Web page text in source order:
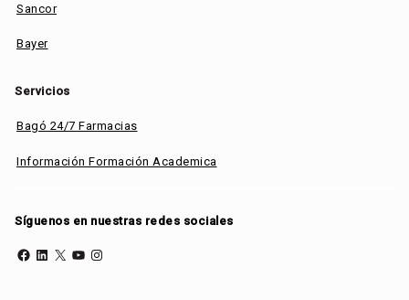
Sancor
Bayer
Servicios
Bagó 24/7 Farmacias
Información Formación Academica
Síguenos en nuestras redes sociales
Facebook LinkedIn X YouTube Instagram